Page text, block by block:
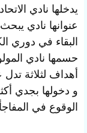
يدخلها نادي
عنوانها نادي
البقاء في دوري
حسمها نادي
أهداف لثلاثة
و دخولها بجدي
الوقوع في